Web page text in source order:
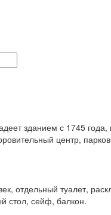
зданием с 1745
центр,
отдельный туалет,
стол, сейф, балкон.